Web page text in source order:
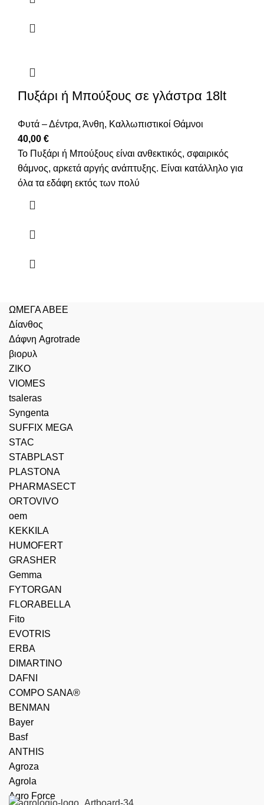
Πυξάρι ή Μπούξους σε γλάστρα 18lt
Φυτά – Δέντρα, Άνθη, Καλλωπιστικοί Θάμνοι
40,00 €
Το Πυξάρι ή Μπούξους είναι ανθεκτικός, σφαιρικός
θάμνος, αρκετά αργής ανάπτυξης. Είναι κατάλληλο για
όλα τα εδάφη εκτός των πολύ
ΩΜΕΓΑ ΑΒΕΕ
Δίανθος
Δάφνη Agrotrade
βιορυλ
ZIKO
VIOMES
tsaleras
Syngenta
SUFFIX MEGA
STAC
STABPLAST
PLASTONA
PHARMASECT
ORTOVIVO
oem
KEKKILA
HUMOFERT
GRASHER
Gemma
FYTORGAN
FLORABELLA
Fito
EVOTRIS
ERBA
DIMARTINO
DAFNI
COMPO SANA®
BENMAN
Bayer
Basf
ANTHIS
Agroza
Agrola
Agro Force